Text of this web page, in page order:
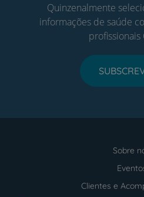
Quinzenalmente
informações de saúde
profissionais
Sobre
Clientes e